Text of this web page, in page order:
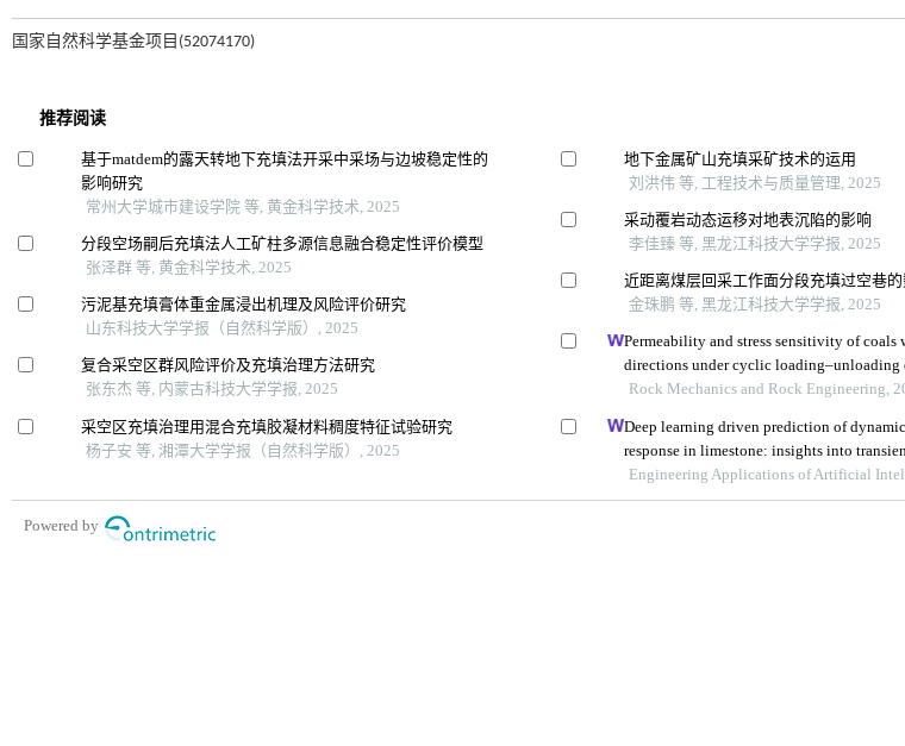
国家自然科学基金项目(52074170)